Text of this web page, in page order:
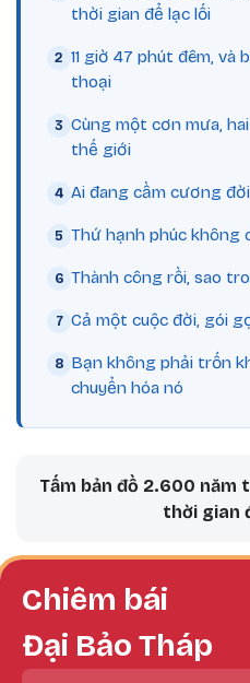
thời gian để lạc lối
11 giờ 47 phút đêm,
thoại
Cùng một cơn mưa,
thế giới
Ai đang cầm cương
Thứ hạnh phúc không
Thành công rồi, sao
Cả một cuộc đời, gói
Bạn không phải trốn
chuyển hóa nó
Book traversal
Tấm bản đồ 2.600 năm
thời gian
Chiêm bái
Đại Bảo Tháp